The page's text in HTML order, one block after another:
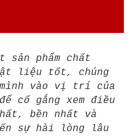
sản phẩm chất
liệu tốt, chúng
vào vị trí của
cố gắng xem điều
bền nhất và
sự hài lòng lâu